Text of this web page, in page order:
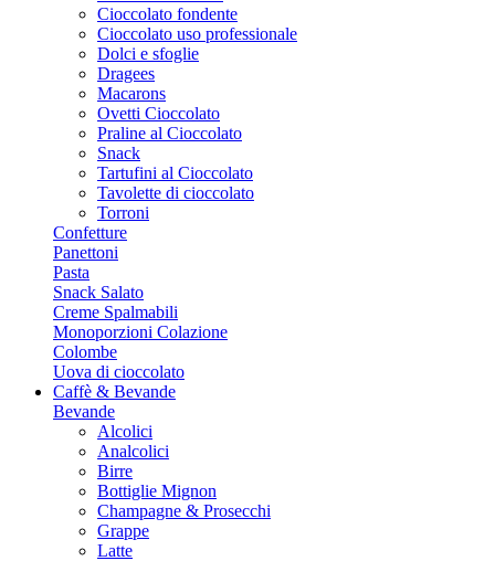
Cioccolato fondente
Cioccolato uso professionale
Dolci e sfoglie
Dragees
Macarons
Ovetti Cioccolato
Praline al Cioccolato
Snack
Tartufini al Cioccolato
Tavolette di cioccolato
Torroni
Confetture
Panettoni
Pasta
Snack Salato
Creme Spalmabili
Monoporzioni Colazione
Colombe
Uova di cioccolato
Caffè & Bevande
Bevande
Alcolici
Analcolici
Birre
Bottiglie Mignon
Champagne & Prosecchi
Grappe
Latte